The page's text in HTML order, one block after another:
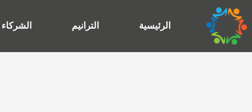
إلى
المحتوى
الرئيسية الترانيم الشركاء